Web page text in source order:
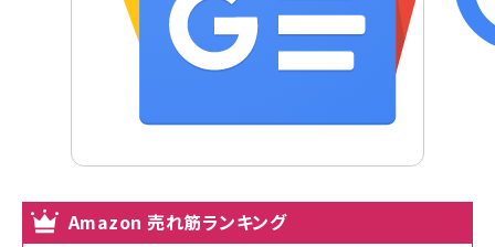
Amazon 売れ筋ランキング